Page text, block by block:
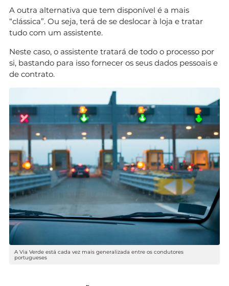
A outra alternativa que tem disponível é a mais
“clássica”. Ou seja, terá de se deslocar à loja e tratar
tudo com um assistente.
Neste caso, o assistente tratará de todo o processo por
si, bastando para isso fornecer os seus dados pessoais e
de contrato.
A Via Verde está cada vez mais generalizada entre os condutores
portugueses